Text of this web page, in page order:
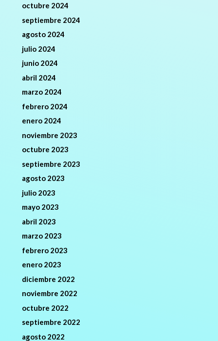
octubre 2024
septiembre 2024
agosto 2024
julio 2024
junio 2024
abril 2024
marzo 2024
febrero 2024
enero 2024
noviembre 2023
octubre 2023
septiembre 2023
agosto 2023
julio 2023
mayo 2023
abril 2023
marzo 2023
febrero 2023
enero 2023
diciembre 2022
noviembre 2022
octubre 2022
septiembre 2022
agosto 2022